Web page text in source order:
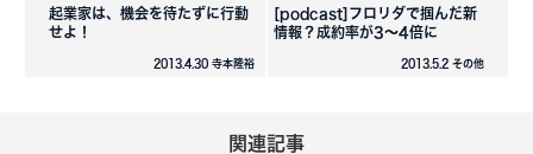
起業家は、機会を待たずに行動
せよ！
2013.4.30 寺本隆裕
[podcast]フロリダで掴んだ新
情報？成約率が3〜4倍に
2013.5.2 その他
関連記事